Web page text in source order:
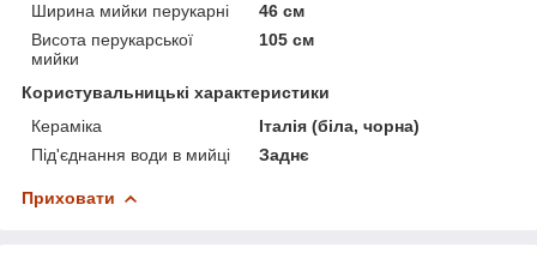
Ширина мийки перукарні
46 см
Висота перукарської
мийки
105 см
Користувальницькі характеристики
Кераміка
Італія (біла, чорна)
Під'єднання води в мийці
Заднє
Приховати